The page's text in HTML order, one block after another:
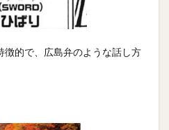
徴的で、広島弁のような話し方